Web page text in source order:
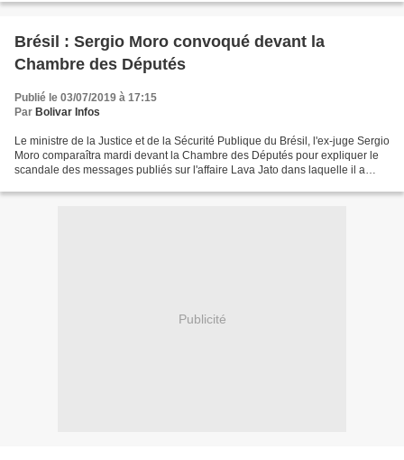
Brésil : Sergio Moro convoqué devant la
Chambre des Députés
Publié le 03/07/2019 à 17:15
Par Bolivar Infos
Le ministre de la Justice et de la Sécurité Publique du Brésil, l'ex-juge Sergio
Moro comparaîtra mardi devant la Chambre des Députés pour expliquer le
scandale des messages publiés sur l'affaire Lava Jato dans laquelle il a
Publicité